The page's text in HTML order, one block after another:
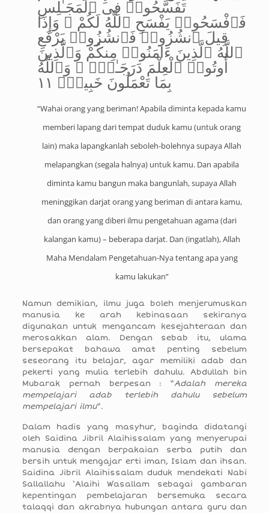
تَفَسَّحُوا۟ فِى ٱلْمَجَـٰلِسِ
فَٱفْسَحُوا۟ يَفْسَحِ ٱللَّهُ لَكُمْ ۖ وَإِذَا
قِيلَ ٱنشُزُوا۟ فَٱنشُزُوا۟ يَرْفَعِ
ٱللَّهُ ٱلَّذِينَ ءَامَنُوا۟ مِنكُمْ وَٱلَّذِينَ
أُوتُوا۟ ٱلْعِلْمَ دَرَجَـٰتٍۢ ۚ وَٱللَّهُ
بِمَا تَعْمَلُونَ خَبِيرٌۭ ١١
“Wahai orang yang beriman! Apabila diminta kepada kamu
memberi lapang dari tempat duduk kamu (untuk orang
lain) maka lapangkanlah seboleh-bolehnya supaya Allah
melapangkan (segala halnya) untuk kamu. Dan apabila
diminta kamu bangun maka bangunlah, supaya Allah
meninggikan darjat orang yang beriman di antara kamu,
dan orang yang diberi ilmu pengetahuan agama (dari
kalangan kamu) – beberapa darjat. Dan (ingatlah), Allah
Maha Mendalam Pengetahuan-Nya tentang apa yang
kamu lakukan”
Namun demikian, ilmu juga boleh menjerumuskan
manusia ke arah kebinasaan sekiranya
digunakan untuk mengancam kesejahteraan dan
merosakkan alam. Dengan sebab itu, ulama
bersepakat bahawa amat penting sebelum
seseorang itu belajar, agar memiliki adab dan
pekerti yang mulia terlebih dahulu. Abdullah bin
Mubarak pernah berpesan : “Adalah mereka
mempelajari adab terlebih dahulu sebelum
mempelajari ilmu“.
Dalam hadis yang masyhur, baginda didatangi
oleh Saidina Jibril Alaihissalam yang menyerupai
manusia dengan berpakaian serba putih dan
bersih untuk mengajar erti iman, Islam dan ihsan.
Saidina Jibril Alaihissalam duduk mendekati Nabi
Sallallahu ‘Alaihi Wasallam sebagai gambaran
kepentingan pembelajaran bersemuka secara
talaqqi dan akrabnya hubungan antara guru dan